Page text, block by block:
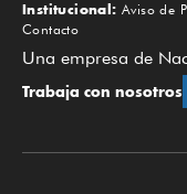
Institucional: Aviso de
Contacto
Una empresa de
Trabaja con nosotros